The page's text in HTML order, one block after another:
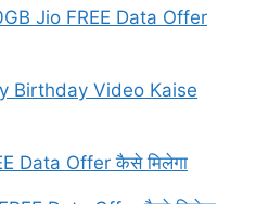
Jio FREE Data Offer
Birthday Video Kaise
Data Offer कैसे मिलेगा